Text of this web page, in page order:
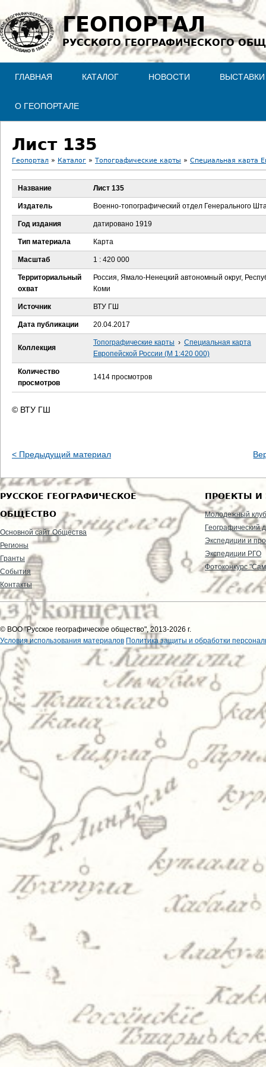
Jump to navigation
ГЕОПОРТАЛ
РУССКОГО ГЕОГРАФИЧЕСКОГО
ГЛАВНАЯ КАТАЛОГ НОВОСТИ ВЫСТАВКИ
О ГЕОПОРТАЛЕ
Лист 135
В
ы
д
е
с
ь
Геопортал » Каталог » Топографические карты » Специальная карта
Название Лист 135
Издатель Военно-топографический отдел Генерального
Год издания датировано 1919
Тип материала Карта
Масштаб 1 : 420 000
Территориальный
охват
Россия, Ямало-Ненецкий автономный округ,
Коми
Источник ВТУ ГШ
Дата публикации 20.04.2017
Коллекция
Топографические карты › Специальная карта
Европейской России (М 1:420 000)
Количество
просмотров
1414 просмотров
© ВТУ ГШ
< Предыдущий материал
РУССКОЕ ГЕОГРАФИЧЕСКОЕ
ОБЩЕСТВО
Основной сайт Общества
Регионы
Гранты
События
Контакты
ПРОЕКТЫ И
Молодежный клуб
Географический
Экспедиции и
Экспедиции РГО
Фотоконкурс
© ВОО "Русское географическое общество", 2013-2026 г.
Условия использования материалов Политика защиты и обработки